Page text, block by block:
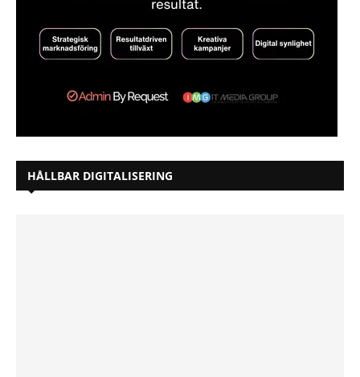
HÅLLBAR DIGITALISERING